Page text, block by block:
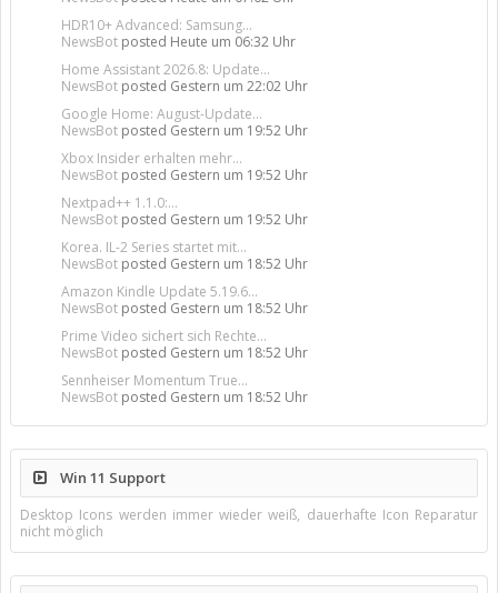
HDR10+ Advanced: Samsung...
NewsBot posted Heute um 06:32 Uhr
Home Assistant 2026.8: Update...
NewsBot posted Gestern um 22:02 Uhr
Google Home: August-Update...
NewsBot posted Gestern um 19:52 Uhr
Xbox Insider erhalten mehr...
NewsBot posted Gestern um 19:52 Uhr
Nextpad++ 1.1.0:...
NewsBot posted Gestern um 19:52 Uhr
Korea. IL-2 Series startet mit...
NewsBot posted Gestern um 18:52 Uhr
Amazon Kindle Update 5.19.6...
NewsBot posted Gestern um 18:52 Uhr
Prime Video sichert sich Rechte...
NewsBot posted Gestern um 18:52 Uhr
Sennheiser Momentum True...
NewsBot posted Gestern um 18:52 Uhr
Win 11 Support
Desktop Icons werden immer wieder weiß, dauerhafte Icon Reparatur
nicht möglich